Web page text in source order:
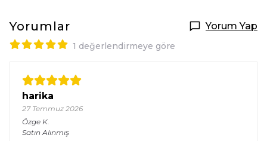
Yorumlar Yorum Yap
1 değerlendirmeye göre
harika
27 Temmuz 2026
Özge K.
Satın Alınmış